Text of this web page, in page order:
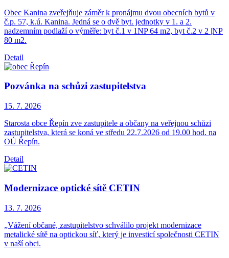
Obec Kanina zveřejňuje záměr k pronájmu dvou obecních bytů v
č.p. 57, k.ú. Kanina. Jedná se o dvě byt. jednotky v 1. a 2.
nadzemním podlaží o výměře: byt č.1 v 1NP 64 m2, byt č.2 v 2 |NP
80 m2.
Detail
Pozvánka na schůzi zastupitelstva
15. 7. 2026
Starosta obce Řepín zve zastupitele a občany na veřejnou schůzi
zastupitelstva, která se koná ve středu 22.7.2026 od 19.00 hod. na
OÚ Řepín.
Detail
Modernizace optické sítě CETIN
13. 7. 2026
„Vážení občané, zastupitelstvo schválilo projekt modernizace
metalické sítě na optickou síť, který je investicí společnosti CETIN
v naší obci.